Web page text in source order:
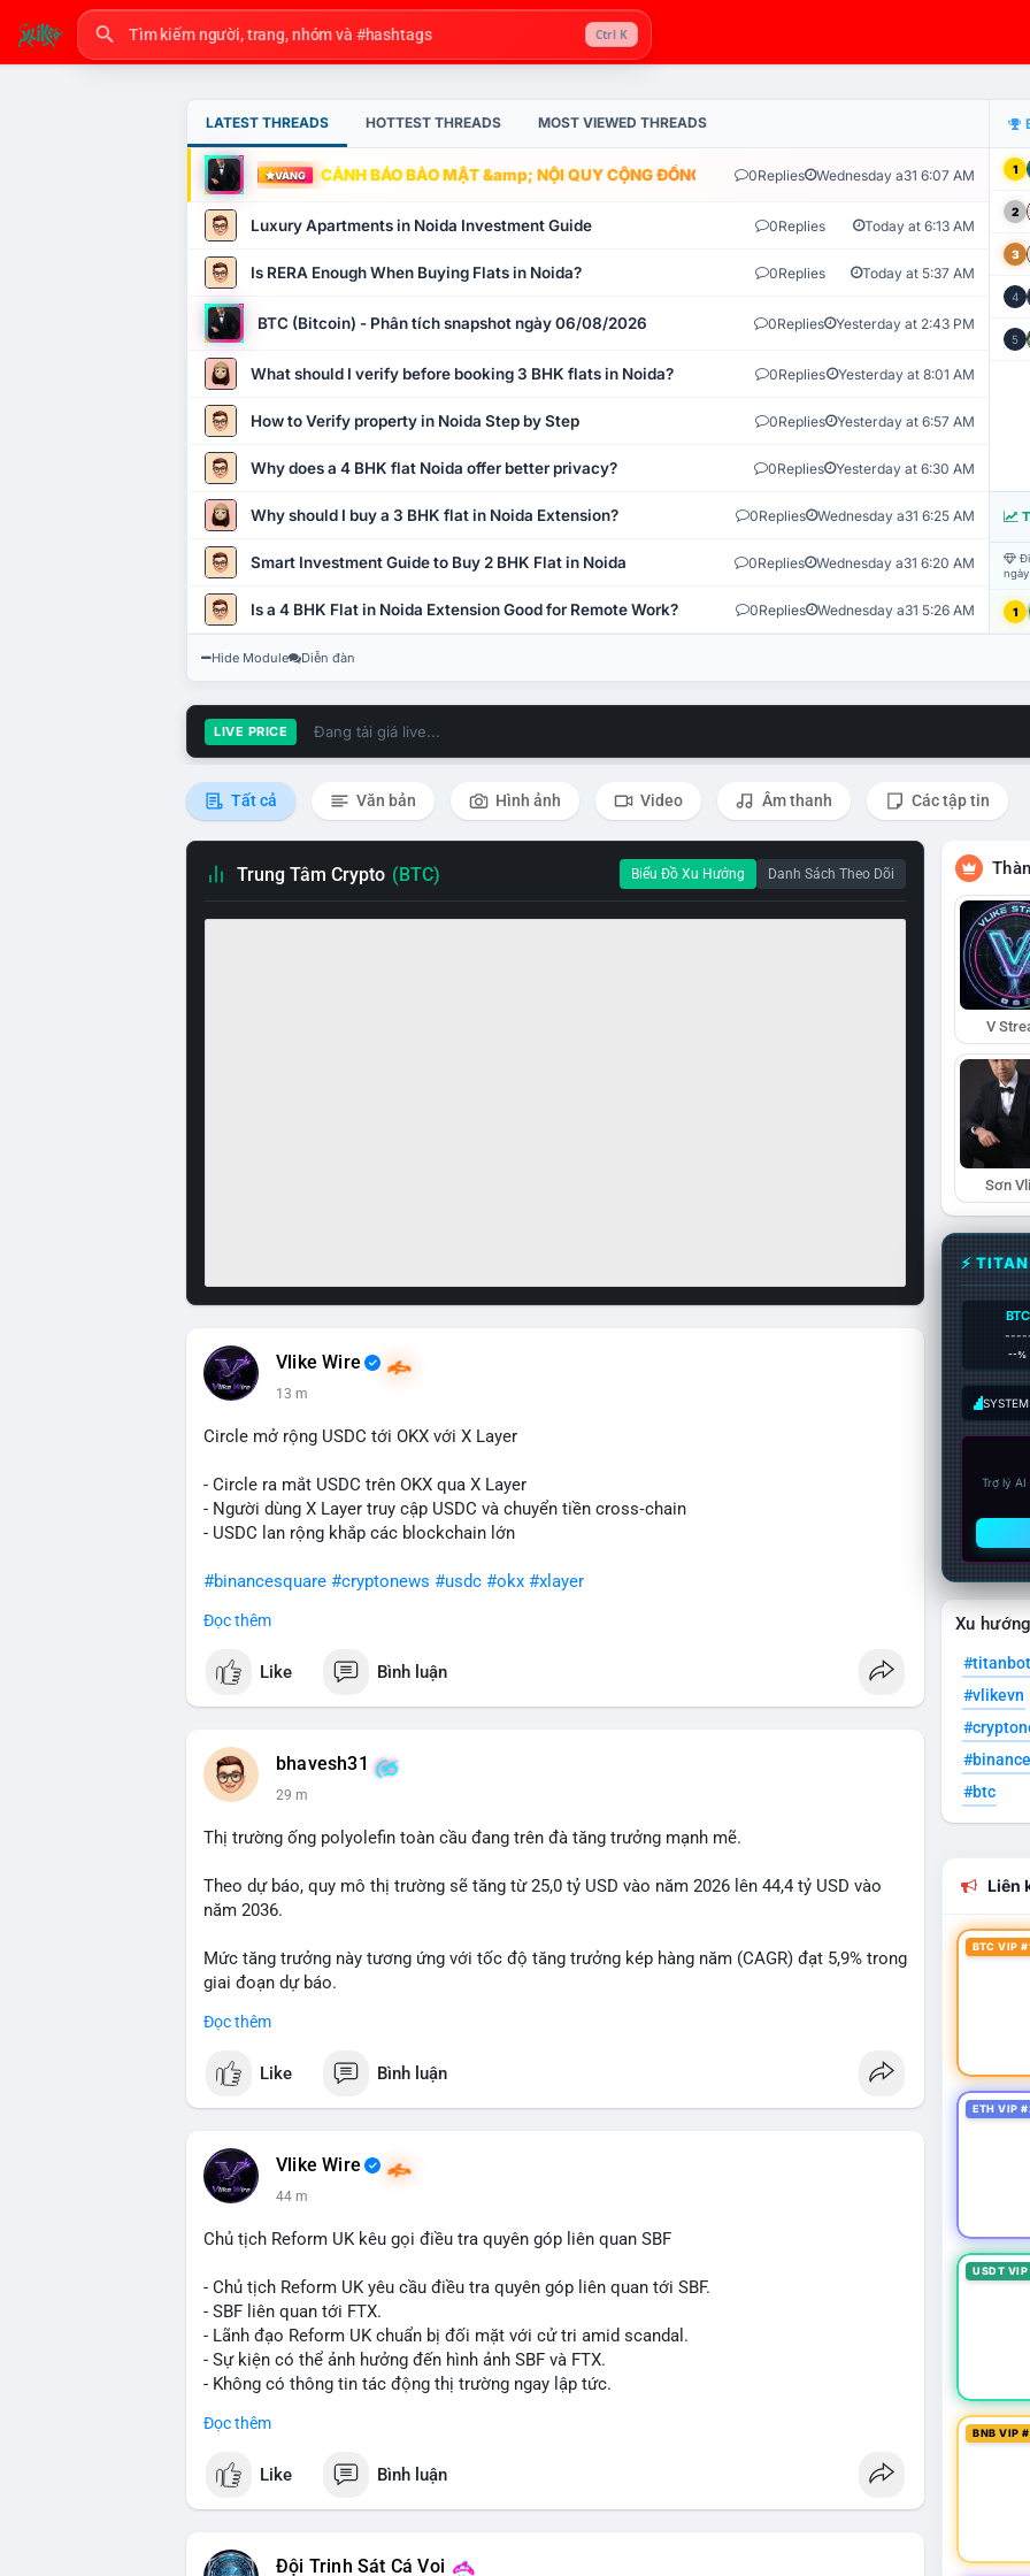
Ctrl K
LATEST THREADS HOTTEST THREADS MOST VIEWED THREADS
VÀNG CẢNH BÁO BẢO MẬT &amp; NỘI QUY CỘNG ĐỒNG VLIKE.VN: HỆ THỐNG GIÁM SÁT TỰ
0Replies Wednesday a31 6:07 AM
Luxury Apartments in Noida Investment Guide 0Replies Today at 6:13 AM
Is RERA Enough When Buying Flats in Noida? 0Replies Today at 5:37 AM
BTC (Bitcoin) - Phân tích snapshot ngày 06/08/2026 0Replies Yesterday at 2:43 PM
What should I verify before booking 3 BHK flats in Noida? 0Replies Yesterday at 8:01 AM
How to Verify property in Noida Step by Step 0Replies Yesterday at 6:57 AM
Why does a 4 BHK flat Noida offer better privacy? 0Replies Yesterday at 6:30 AM
Why should I buy a 3 BHK flat in Noida Extension? 0Replies Wednesday a31 6:25 AM
Smart Investment Guide to Buy 2 BHK Flat in Noida 0Replies Wednesday a31 6:20 AM
Is a 4 BHK Flat in Noida Extension Good for Remote Work? 0Replies Wednesday a31 5:26 AM
1
2
3
4
5
1
Hide Module Diễn đàn
LIVE PRICE Đang tải giá live...
Tất cả Văn bản Hình ảnh Video Âm thanh Các tập tin
Trung Tâm Crypto (BTC) Biểu Đồ Xu Hướng Danh Sách Theo Dõi
Vlike Wire
13 m
Circle mở rộng USDC tới OKX với X Layer
- Circle ra mắt USDC trên OKX qua X Layer
- Người dùng X Layer truy cập USDC và chuyển tiền cross‑chain
- USDC lan rộng khắp các blockchain lớn
#binancesquare #cryptonews #usdc #okx #xlayer
$usdc
#vlikevn #titanbot
Đọc thêm
Like Bình luận
bhavesh31
29 m
Thị trường ống polyolefin toàn cầu đang trên đà tăng trưởng mạnh mẽ.
Theo dự báo, quy mô thị trường sẽ tăng từ 25,0 tỷ USD vào năm 2026 lên 44,4 tỷ USD vào
năm 2036.
Mức tăng trưởng này tương ứng với tốc độ tăng trưởng kép hàng năm (CAGR) đạt 5,9% trong
giai đoạn dự báo.
Đây là tín hiệu tích cực cho các nhà sản xuất, nhà phân phối và nhà đầu tư trong ngành vật
Bạn đánh giá thế nào về tiềm năng của dòng sản phẩm ống nhựa polyolefin trong tương lai?
Đọc thêm
Like Bình luận
Vlike Wire
44 m
Chủ tịch Reform UK kêu gọi điều tra quyên góp liên quan SBF
- Chủ tịch Reform UK yêu cầu điều tra quyên góp liên quan tới SBF.
- SBF liên quan tới FTX.
- Lãnh đạo Reform UK chuẩn bị đối mặt với cử tri amid scandal.
- Sự kiện có thể ảnh hưởng đến hình ảnh SBF và FTX.
- Không có thông tin tác động thị trường ngay lập tức.
#vlikevn #titanbot
📰 Nguồn: Cointelegraph
Đọc thêm
Like Bình luận
Đội Trinh Sát Cá Voi
V
Sơn
⚡
BTC
--%
Trợ lý
Xu
#titanbot
#vlikevn
#btc
Liên
BTC VIP
ETH VIP
USDT
BNB VIP